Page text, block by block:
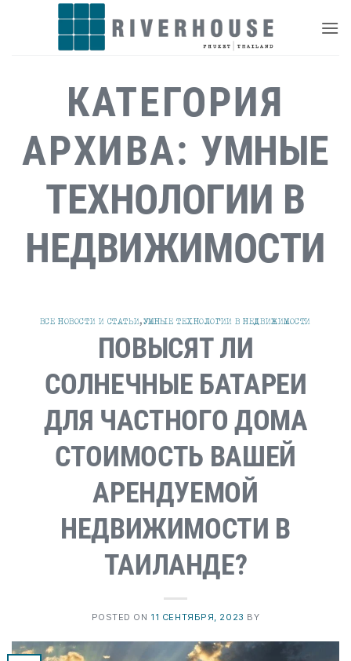
КАТЕГОРИЯ
АРХИВА: УМНЫЕ
ТЕХНОЛОГИИ В
НЕДВИЖИМОСТИ
ВСЕ НОВОСТИ И СТАТЬИ,УМНЫЕ ТЕХНОЛОГИИ В НЕДВИЖИМОСТИ
ПОВЫСЯТ ЛИ
СОЛНЕЧНЫЕ БАТАРЕИ
ДЛЯ ЧАСТНОГО ДОМА
СТОИМОСТЬ ВАШЕЙ
АРЕНДУЕМОЙ
НЕДВИЖИМОСТИ В
ТАИЛАНДЕ?
POSTED ON 11 СЕНТЯБРЯ, 2023 BY